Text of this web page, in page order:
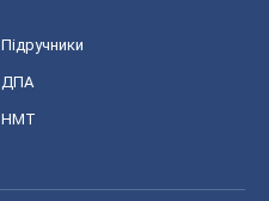
Підручники
ДПА
НМТ